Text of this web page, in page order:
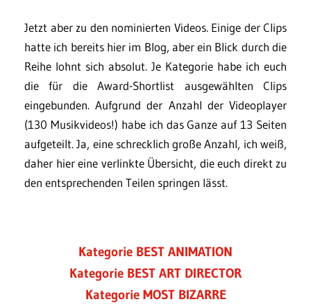
Jetzt aber zu den nominierten Videos. Einige der Clips
hatte ich bereits hier im Blog, aber ein Blick durch die
Reihe lohnt sich absolut. Je Kategorie habe ich euch
die für die Award-Shortlist ausgewählten Clips
eingebunden. Aufgrund der Anzahl der Videoplayer
(130 Musikvideos!) habe ich das Ganze auf 13 Seiten
aufgeteilt. Ja, eine schrecklich große Anzahl, ich weiß,
daher hier eine verlinkte Übersicht, die euch direkt zu
den entsprechenden Teilen springen lässt.
Kategorie BEST ANIMATION
Kategorie BEST ART DIRECTOR
Kategorie MOST BIZARRE